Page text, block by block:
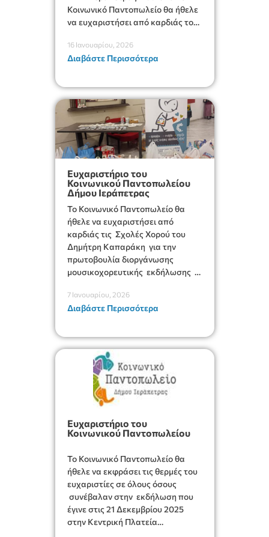
Κοινωνικό Παντοπωλείο θα ήθελε
να ευχαριστήσει από καρδιάς το
ΕΠΑΛ Ιεράπετρας και ιδιαιτέρως
τους Συλλόγους Γονέων και
συγκέντρωσης τροφίμων και
ειδών πρώτης ανάγκης που
προσέφεραν στη δομή. Με την
προσφορά […]
16 Ιανουαρίου, 2026
Διαβάστε Περισσότερα
Ευχαριστήριο του
Κοινωνικού Παντοπωλείου
Δήμου Ιεράπετρας
Το Κοινωνικό Παντοπωλείο θα
ήθελε να ευχαριστήσει από
καρδιάς τις Σχολές Χορού του
Δημήτρη Καπαράκη για την
πρωτοβουλία διοργάνωσης
μουσικοχορευτικής εκδήλωσης
αίθουσα Μελίνα Μερκούρη με
εισιτήριο –τρόφιμα και είδη
της Δομής .
7 Ιανουαρίου, 2026
Διαβάστε Περισσότερα
Ευχαριστήριο του
Κοινωνικού Παντοπωλείου
Το Κοινωνικό Παντοπωλείο θα
ήθελε να εκφράσει τις θερμές του
ευχαριστίες σε όλους όσους
συνέβαλαν στην εκδήλωση που
έγινε στις 21 Δεκεμβρίου 2025
στην Κεντρική Πλατεία